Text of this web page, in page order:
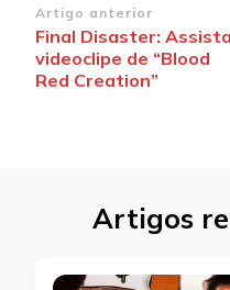
Navegação
de
post
Artigo anterior
Final Disaster: Assista
videoclipe de “Blood
Red Creation”
Artigos